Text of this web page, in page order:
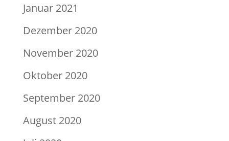
Januar 2021
Dezember 2020
November 2020
Oktober 2020
September 2020
August 2020